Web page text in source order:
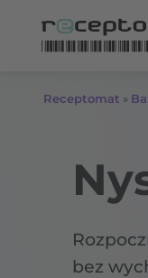
Receptomat »
bez